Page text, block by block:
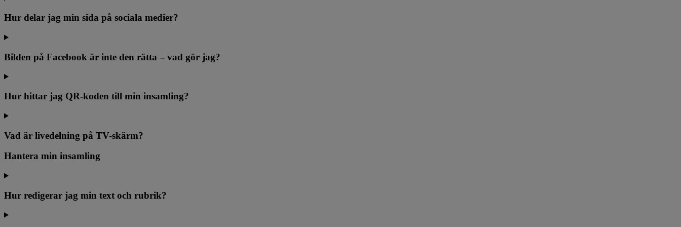
Hur delar jag min sida på sociala medier?
Bilden på Facebook är inte den rätta – vad gör jag?
Hur hittar jag QR-koden till min insamling?
Vad är livedelning på TV-skärm?
Hantera min insamling
Hur redigerar jag min text och rubrik?